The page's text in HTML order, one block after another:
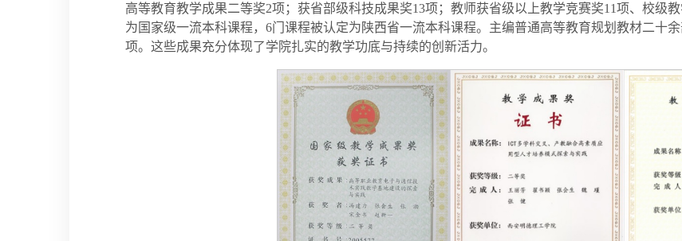
高等教育教学成果二等奖2项；获省部级科技成果奖13项；教师获省级以上教学竞赛奖11项、校级
为国家级一流本科课程，6门课程被认定为陕西省一流本科课程。主编普通高等教育规划教材二十
项。这些成果充分体现了学院扎实的教学功底与持续的创新活力。